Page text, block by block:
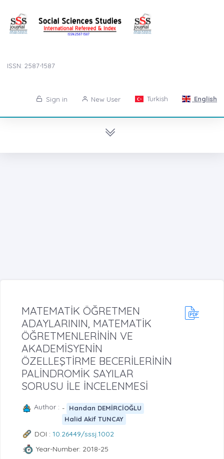
ISSN: 2587-1587
Sign in New User Turkish English
MATEMATİK ÖĞRETMEN
ADAYLARININ, MATEMATİK
ÖĞRETMENLERİNİN VE
AKADEMİSYENİN
ÖZELLEŞTİRME BECERİLERİNİN
PALİNDROMİK SAYILAR
SORUSU İLE İNCELENMESİ
Author : -
Handan DEMİRCİOĞLU
Halid Akif TUNCAY
DOI : 10.26449/sssj.1002
Year-Number: 2018-25